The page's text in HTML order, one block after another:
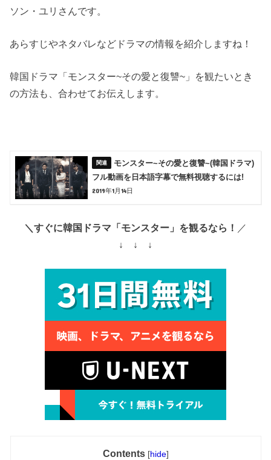
ソン・ユリさんです。
あらすじやネタバレなどドラマの情報を紹介しますね！
韓国ドラマ「モンスター~その愛と復讐~」を観たいとき
の方法も、合わせてお伝えします。
モンスター~その愛と復讐~(韓国ドラマ)
フル動画を日本語字幕で無料視聴するには!
2019年1月14日
＼すぐに韓国ドラマ「モンスター」を観るなら！ ／
↓ ↓ ↓
Contents [hide]